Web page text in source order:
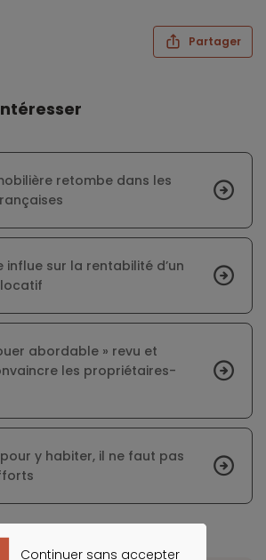
Partager
retombe dans les
influe sur la rentabilité d’un
abordable » revu et
les propriétaires-
y habiter, il ne faut pas
Continuer sans accepter